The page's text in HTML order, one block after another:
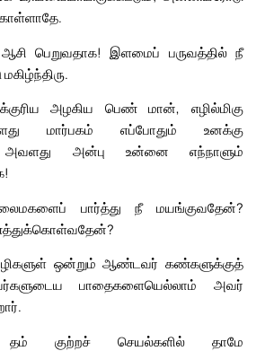
ஆசி பெறுவதாக! இளமைப் பருவத்தில் நீ
அழகிய பெண் மான், எழில்மிகு
மார்பகம் எப்போதும் உனக்கு
அவளது அன்பு உன்னை எந்நாளும்
பார்த்து நீ மயங்குவதேன்?
ஒன்றும் ஆண்டவர் கண்களுக்குத்
பாதைகளையெல்லாம் அவர்
தம் குற்றச் செயல்களில் தாமே